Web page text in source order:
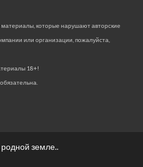
которые нарушают авторские
или организации, пожалуйста,
18+!
земле..